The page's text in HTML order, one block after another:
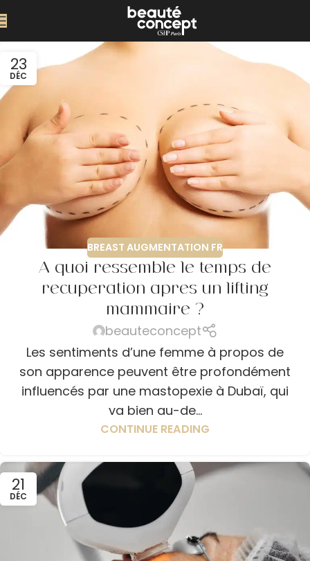
23
DÉC
BREAST AUGMENTATION FR
À quoi ressemble le temps de
récupération après un lifting
mammaire ?
beauteconcept
Les sentiments d’une femme à propos de
son apparence peuvent être profondément
influencés par une mastopexie à Dubaï, qui
va bien au-de...
CONTINUE READING
21
DÉC